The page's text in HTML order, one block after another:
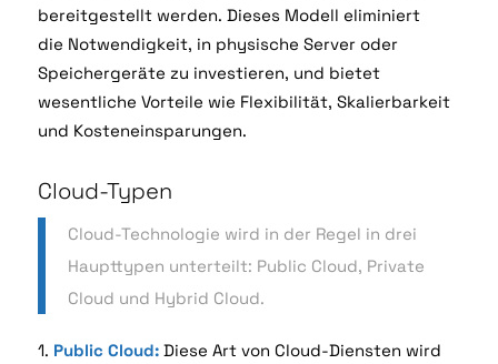
bereitgestellt werden. Dieses Modell eliminiert
die Notwendigkeit, in physische Server oder
Speichergeräte zu investieren, und bietet
wesentliche Vorteile wie Flexibilität, Skalierbarkeit
und Kosteneinsparungen.
Cloud-Typen
Cloud-Technologie wird in der Regel in drei
Haupttypen unterteilt: Public Cloud, Private
Cloud und Hybrid Cloud.
1. Public Cloud:Diese Art von Cloud-Diensten wird